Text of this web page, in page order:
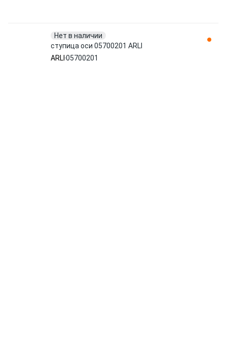
Нет в наличии
ступица оси 05700201 ARLI
ARLI 05700201